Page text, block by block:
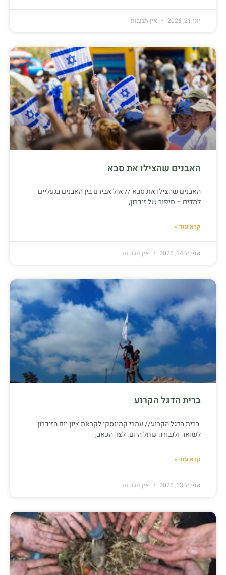
יוני 21, 2026 אין תגובות
האבנים שהצילו את סבא
האבנים שהצילו את סבא // איל אבירם בין האבנים בנעליים
למדים – סיפור של זיכרון,
קרא עוד »
אפריל 14, 2026 אין תגובות
ברית הדגל הקרוע
ברית הדגל הקרוע// עמרי קמינסקי לקראת ציון יום הזיכרון
לשואה ולגבורה שחל היום. לצד הכאב,
קרא עוד »
אפריל 13, 2026 אין תגובות